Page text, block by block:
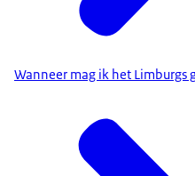
Wanneer mag ik het Limburgs